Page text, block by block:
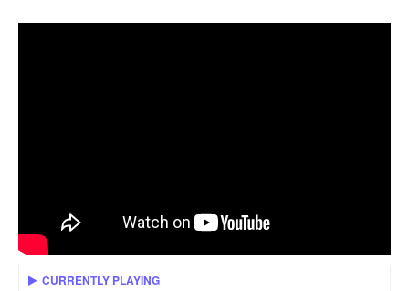
CURRENTLY PLAYING